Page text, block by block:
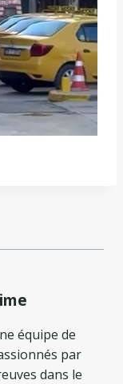
équipe de
par
dans le